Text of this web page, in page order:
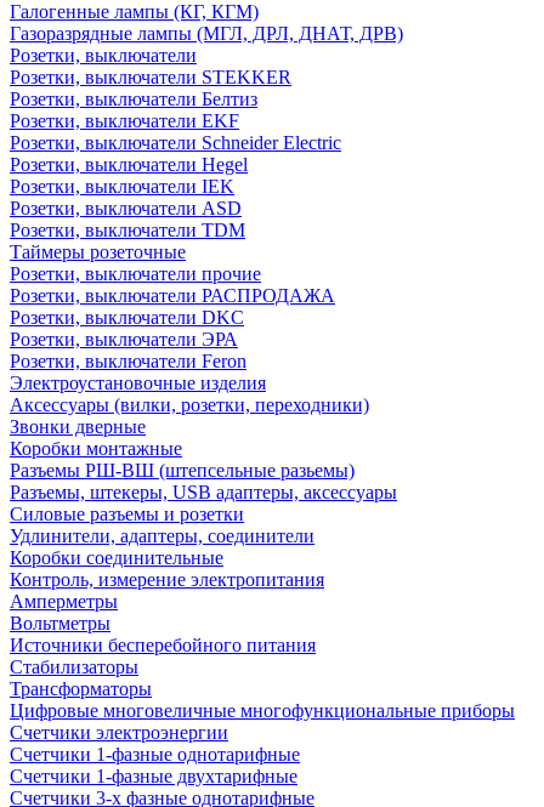
Галогенные лампы (КГ, КГМ)
Газоразрядные лампы (МГЛ, ДРЛ, ДНАТ, ДРВ)
Розетки, выключатели
Розетки, выключатели STEKKER
Розетки, выключатели Белтиз
Розетки, выключатели EKF
Розетки, выключатели Schneider Electric
Розетки, выключатели Hegel
Розетки, выключатели IEK
Розетки, выключатели ASD
Розетки, выключатели TDM
Таймеры розеточные
Розетки, выключатели прочие
Розетки, выключатели РАСПРОДАЖА
Розетки, выключатели DKC
Розетки, выключатели ЭРА
Розетки, выключатели Feron
Электроустановочные изделия
Аксессуары (вилки, розетки, переходники)
Звонки дверные
Коробки монтажные
Разъемы РШ-ВШ (штепсельные разьемы)
Разъемы, штекеры, USB адаптеры, аксессуары
Силовые разъемы и розетки
Удлинители, адаптеры, соединители
Коробки соединительные
Контроль, измерение электропитания
Амперметры
Вольтметры
Источники бесперебойного питания
Стабилизаторы
Трансформаторы
Цифровые многовеличные многофункциональные приборы
Счетчики электроэнергии
Счетчики 1-фазные однотарифные
Счетчики 1-фазные двухтарифные
Счетчики 3-х фазные однотарифные